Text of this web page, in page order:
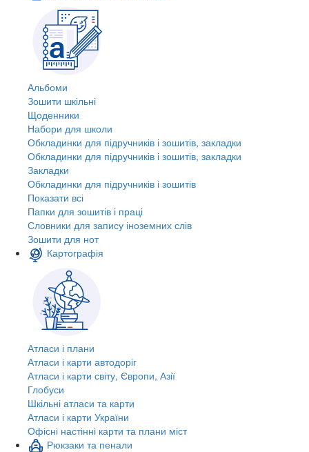
Альбоми
Зошити шкільні
Щоденники
Набори для школи
Обкладинки для підручників і зошитів, закладки
Обкладинки для підручників і зошитів, закладки
Закладки
Обкладинки для підручників і зошитів
Показати всі
Папки для зошитів і праці
Словники для запису іноземних слів
Зошити для нот
Картографія
Атласи і плани
Атласи і карти автодоріг
Атласи і карти світу, Європи, Азії
Глобуси
Шкільні атласи та карти
Атласи і карти України
Офісні настінні карти та плани міст
Рюкзаки та пенали